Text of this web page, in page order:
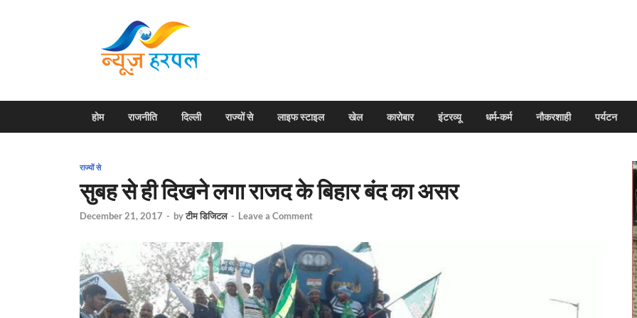
होम राजनीति दिल्ली राज्यों से लाइफ स्टाइल खेल कारोबार इंटरव्यू धर्म-कर्म नौकरशाही पर्यटन
राज्यों से
सुबह से ही दिखने लगा राजद के बिहार बंद का असर
December 21, 2017 - byटीम डिजिटल - Leave a Comment